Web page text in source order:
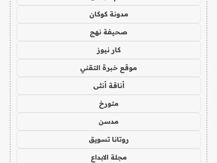
مدونة كوكان
صحيفة نهج
كار نيوز
موقع خبرة التقني
أناقة أنثى
متورخ
مدسن
روتانا تسويق
مجلة الابداع